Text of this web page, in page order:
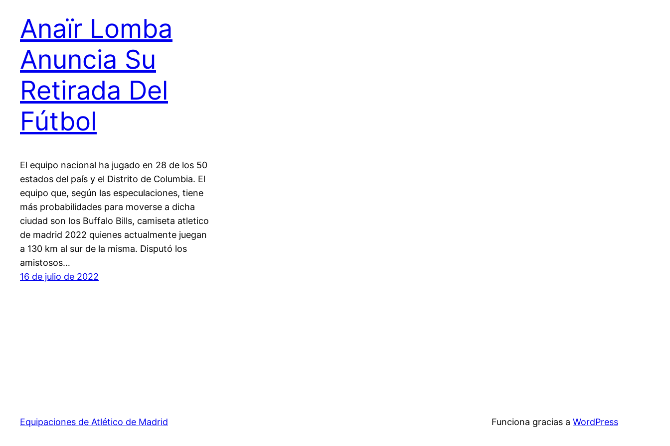
Anaïr Lomba
Anuncia Su
Retirada Del
Fútbol
El equipo nacional ha jugado en 28 de los 50
estados del país y el Distrito de Columbia. El
equipo que, según las especulaciones, tiene
más probabilidades para moverse a dicha
ciudad son los Buffalo Bills, camiseta atletico
de madrid 2022 quienes actualmente juegan
a 130 km al sur de la misma. Disputó los
amistosos…
16 de julio de 2022
Equipaciones de Atlético de Madrid Funciona gracias a WordPress